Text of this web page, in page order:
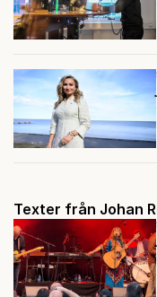
Texter från Johan